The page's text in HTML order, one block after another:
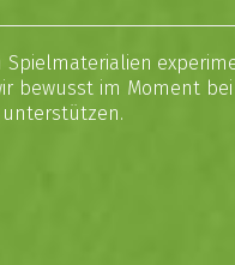
bewusst im Moment
unterstützen.